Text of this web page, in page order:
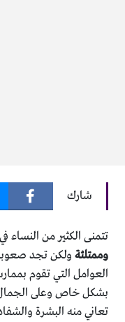
شارك
تتمنى الكثير من النساء في
وممتلئة ولكن تجد
العوامل التي تقوم
بشكل خاص وعلى
تعاني منه البشرة